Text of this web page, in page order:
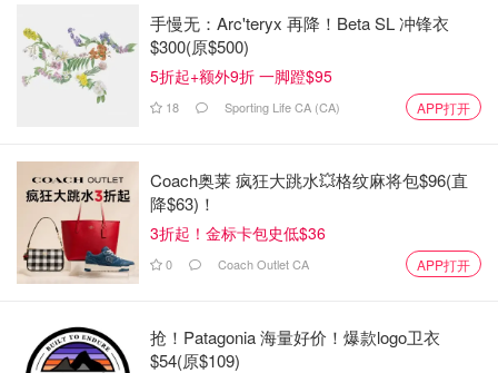
手慢无：Arc'teryx 再降！Beta SL 冲锋衣
$300(原$500)
5折起+额外9折 一脚蹬$95
18 Sporting Life CA (CA) APP打开
Coach奥莱 疯狂大跳水💥格纹麻将包$96(直
降$63)！
3折起！金标卡包史低$36
0 Coach Outlet CA APP打开
抢！Patagonia 海量好价！爆款logo卫衣
$54(原$109)